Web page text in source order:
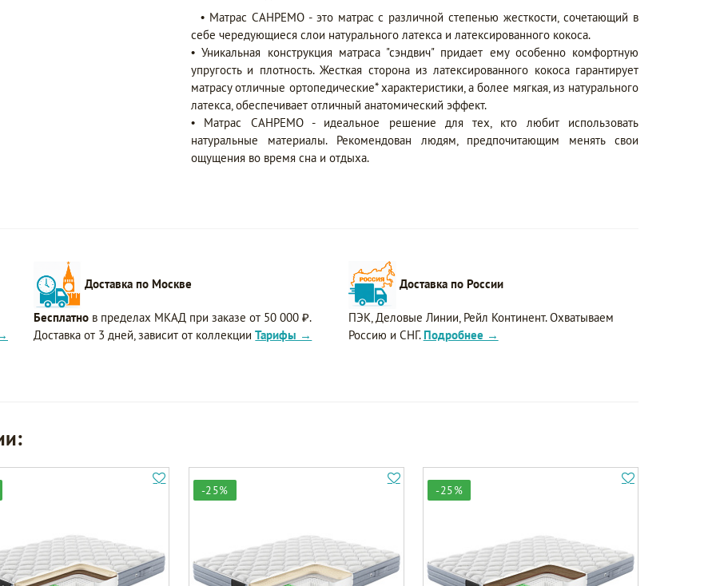
• Матрас САНРЕМО - это матрас с различной степенью жесткости, сочетающий в
себе чередующиеся слои натурального латекса и латексированного кокоса.
• Уникальная конструкция матраса "сэндвич" придает ему особенно комфортную
упругость и плотность. Жесткая сторона из латексированного кокоса гарантирует
матрасу отличные ортопедические* характеристики, а более мягкая, из натурального
латекса, обеспечивает отличный анатомический эффект.
• Матрас САНРЕМО - идеальное решение для тех, кто любит использовать
натуральные материалы. Рекомендован людям, предпочитающим менять свои
ощущения во время сна и отдыха.
Доставка по Москве
Бесплатно в пределах МКАД при заказе от 50 000 ₽.
Доставка от 3 дней, зависит от коллекцииТарифы →
Доставка по России
ПЭК, Деловые Линии, Рейл Континент. Охватываем
Россию и СНГ. Подробнее →
-25% -25%